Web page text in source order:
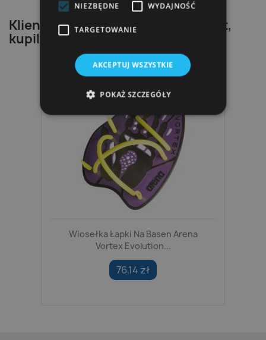
Klienci, którzy zakupili ten produkt,
kupili również:
Wiosełka Łapki Na Basen Arena
Vortex Evolution...
76,14 zł
NIEZBĘDNE WYDAJNOŚĆ
TARGETOWANIE
AKCEPTUJ WSZYSTKIE
POKAŻ SZCZEGÓŁY